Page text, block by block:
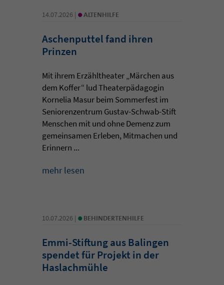
14.07.2026 | • ALTENHILFE
Aschenputtel fand ihren
Prinzen
Mit ihrem Erzähltheater „Märchen aus
dem Koffer“ lud Theaterpädagogin
Kornelia Masur beim Sommerfest im
Seniorenzentrum Gustav-Schwab-Stift
Menschen mit und ohne Demenz zum
gemeinsamen Erleben, Mitmachen und
Erinnern ...
mehr lesen
10.07.2026 | • BEHINDERTENHILFE
Emmi-Stiftung aus Balingen
spendet für Projekt in der
Haslachmühle